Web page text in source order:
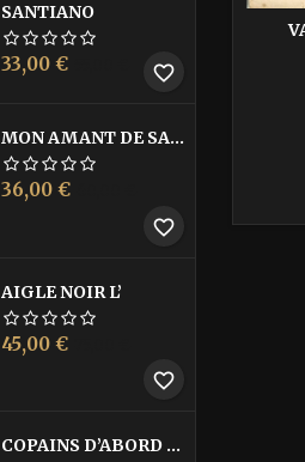
SANTIANO
Prix
33,00 € favorite_border
MON AMANT DE SAINT JEAN
Prix
36,00 €
favorite_border
AIGLE NOIR L’
Prix
45,00 €
favorite_border
COPAINS D’ABORD LES